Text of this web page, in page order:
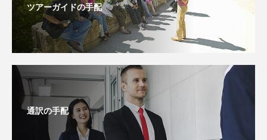
ツアーガイドの手配
通訳の手配